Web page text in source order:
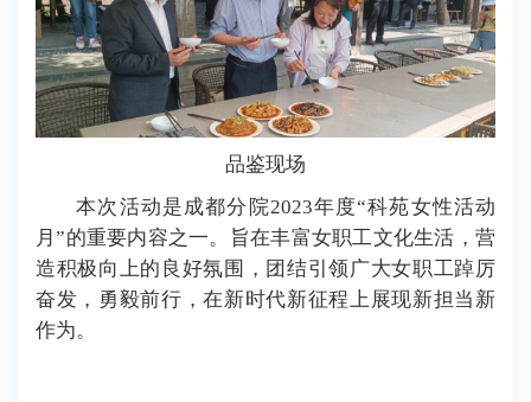
品鉴现场
本次活动是成都分院2023年度“科苑女性活动
月”的重要内容之一。旨在丰富女职工文化生活，营
造积极向上的良好氛围，团结引领广大女职工踔厉
奋发，勇毅前行，在新时代新征程上展现新担当新
作为。